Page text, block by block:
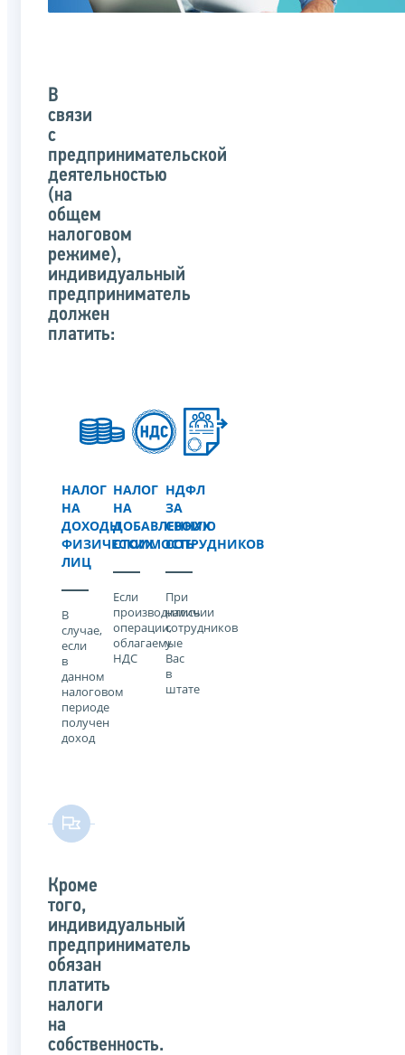
В
связи
с
предпринимательской
деятельностью
(на
общем
налоговом
режиме),
индивидуальный
предприниматель
должен
платить:
НАЛОГ
НА
ДОХОДЫ
ФИЗИЧЕСКИХ
ЛИЦ
В
случае,
если
в
данном
налоговом
периоде
получен
доход
НАЛОГ
НА
ДОБАВЛЕННУЮ
СТОИМОСТЬ
Если
производились
операции,
облагаемые
НДС
НДФЛ
ЗА
СВОИХ
СОТРУДНИКОВ
При
наличии
сотрудников
у
Вас
в
штате
Кроме
того,
индивидуальный
предприниматель
обязан
платить
налоги
на
собственность.